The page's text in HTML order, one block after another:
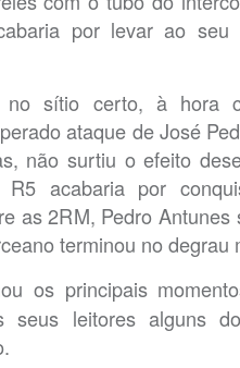
por levar ao seu
no sítio certo, à hora
ataque de José
não surtiu o efeito
R5 acabaria por
as 2RM, Pedro Antunes
terminou no degrau
os principais
seus leitores alguns